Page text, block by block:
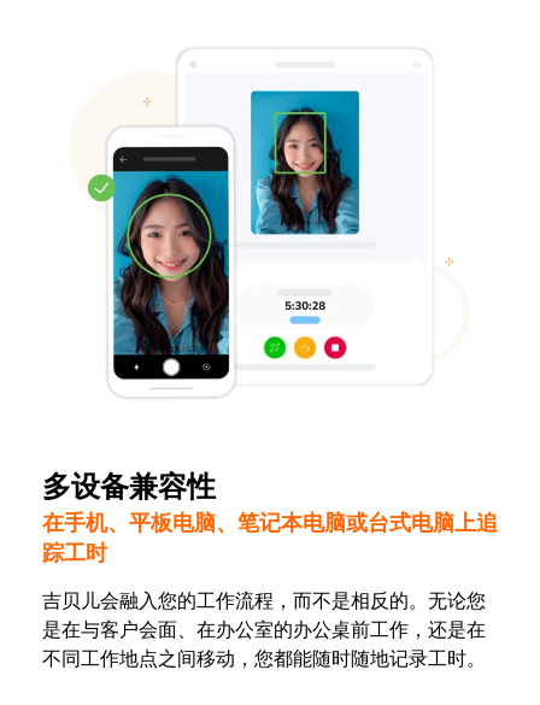
多设备兼容性
在手机、平板电脑、笔记本电脑或台式电脑上追
踪工时
吉贝儿会融入您的工作流程，而不是相反的。无论您
是在与客户会面、在办公室的办公桌前工作，还是在
不同工作地点之间移动，您都能随时随地记录工时。